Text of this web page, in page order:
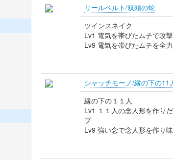
リールベルト/双頭の蛇
ツインスネイク
Lv1 電気を帯びたムチで攻
Lv9 電気を帯びたムチを全
シャッチモーノ/縁の下の11
縁の下の１１人
Lv1 １１人の念人形を作り
プ
Lv9 強い念で念人形を作り